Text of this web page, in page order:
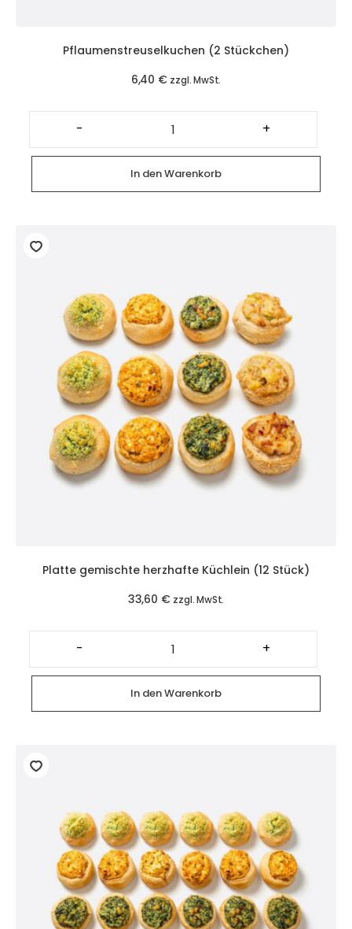
Pflaumenstreuselkuchen (2 Stückchen)
6,40 € zzgl. MwSt.
-
Pflaumenstreuselkuchen
(2
Stückchen)
Menge
+
In den Warenkorb
Platte gemischte herzhafte Küchlein (12 Stück)
33,60 € zzgl. MwSt.
-
Platte
gemischte
herzhafte
Küchlein
(12
Stück)
Menge
+
In den Warenkorb